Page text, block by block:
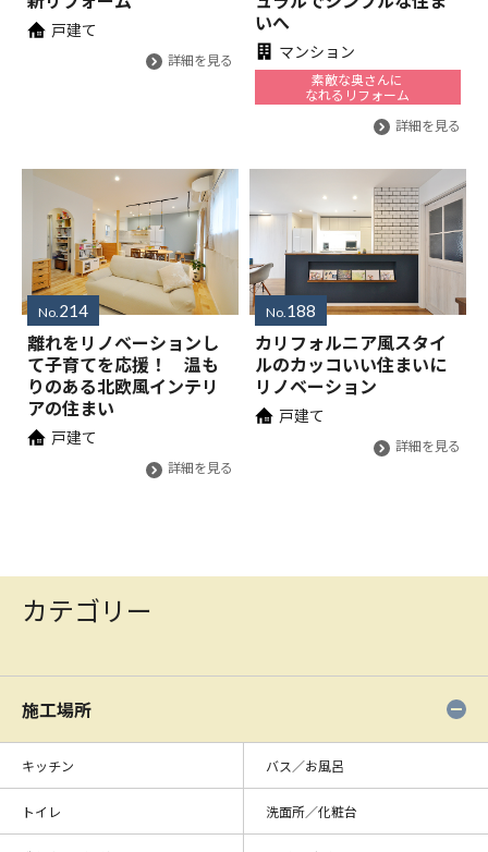
戸建て
詳細を見る
いへ
マンション
素敵な奥さんに
なれるリフォーム
詳細を見る
No.214
離れをリノベーションし
て子育てを応援！ 温も
りのある北欧風インテリ
アの住まい
戸建て
詳細を見る
No.188
カリフォルニア風スタイ
ルのカッコいい住まいに
リノベーション
戸建て
詳細を見る
カテゴリー
施工場所
キッチン バス／お風呂
トイレ 洗面所／化粧台